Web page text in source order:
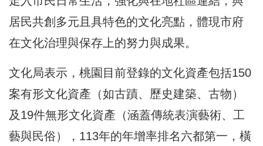
居民共創多元且具特色的文化亮點，體現市府
在文化治理與保存上的努力與成果。
文化局表示，桃園目前登錄的文化資產包括150
案有形文化資產（如古蹟、歷史建築、古物）
及19件無形文化資產（涵蓋傳統表演藝術、工
藝與民俗），113年的年增率排名六都第一，橫